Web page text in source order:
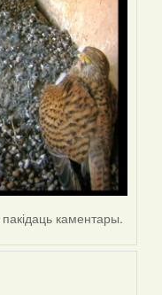
пакідаць каментары.